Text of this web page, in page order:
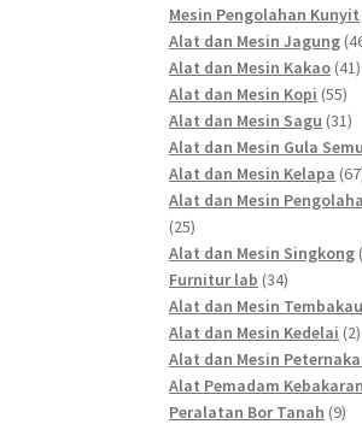
Mesin Pengolahan Kunyit
Alat dan Mesin Jagung
Alat dan Mesin Kakao 4141
Alat dan Mesin Kopi 5555
Alat dan Mesin Sagu 3131
Alat dan Mesin Gula
Alat dan Mesin Kelapa 67
Alat dan Mesin
2525
products
Alat dan Mesin Singkong
Furnitur lab 3434
products
Alat dan Mesin Tembakau
Alat dan Mesin Kedelai 22
Alat dan Mesin
Alat Pemadam Kebakaran
Peralatan Bor Tanah 99